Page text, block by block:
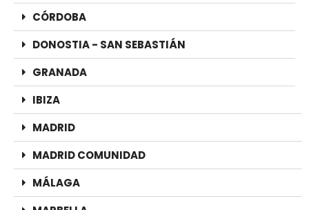
CÓRDOBA
DONOSTIA - SAN SEBASTIÁN
GRANADA
IBIZA
MADRID
MADRID COMUNIDAD
MÁLAGA